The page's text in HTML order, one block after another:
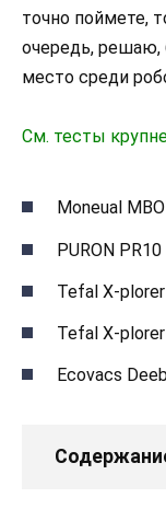
точно поймете,
очередь, решаю,
место среди
См. тесты
Moneual
PURON PR10
Tefal X-
Tefal X-plorer
Ecovacs